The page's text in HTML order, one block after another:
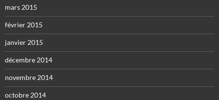
mars 2015
février 2015
janvier 2015
décembre 2014
novembre 2014
octobre 2014